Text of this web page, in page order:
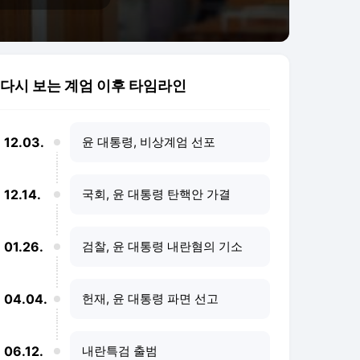
다시 보는 계엄 이후 타임라인
12.03. 윤 대통령, 비상계엄 선포
12.14. 국회, 윤 대통령 탄핵안 가결
01.26. 검찰, 윤 대통령 내란혐의 기소
04.04. 헌재, 윤 대통령 파면 선고
06.12. 내란특검 출범